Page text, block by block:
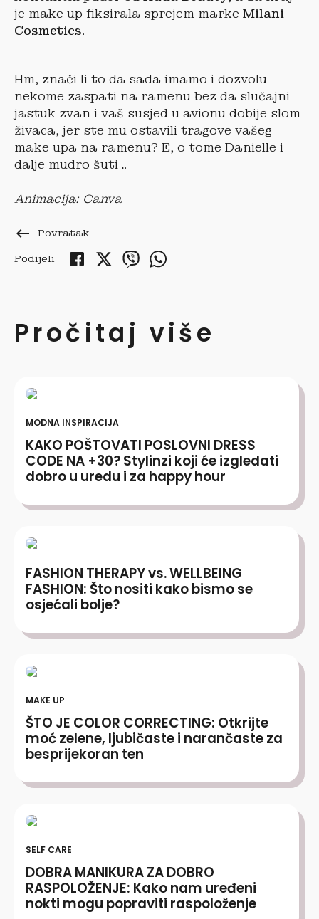
je make up fiksirala sprejem marke Milani
Cosmetics.
Hm, znači li to da sada imamo i dozvolu
nekome zaspati na ramenu bez da slučajni
jastuk zvan i vaš susjed u avionu dobije slom
živaca, jer ste mu ostavili tragove vašeg
make upa na ramenu? E, o tome Danielle i
dalje mudro šuti…
Animacija: Canva
keyboard_backspace Povratak
Podijeli
Pročitaj više
MODNA INSPIRACIJA
KAKO POŠTOVATI POSLOVNI DRESS
CODE NA +30? Stylinzi koji će izgledati
dobro u uredu i za happy hour
FASHION THERAPY vs. WELLBEING
FASHION: Što nositi kako bismo se
osjećali bolje?
MAKE UP
ŠTO JE COLOR CORRECTING: Otkrijte
moć zelene, ljubičaste i narančaste za
besprijekoran ten
SELF CARE
DOBRA MANIKURA ZA DOBRO
RASPOLOŽENJE: Kako nam uređeni
nokti mogu popraviti raspoloženje